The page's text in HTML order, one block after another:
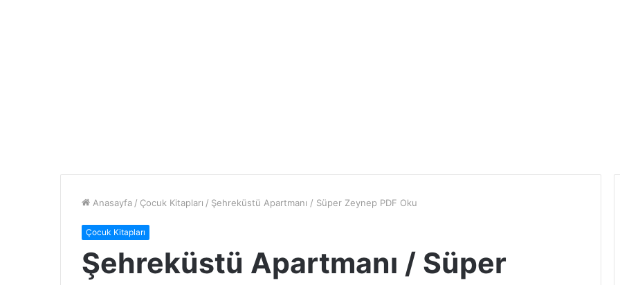
Anasayfa / Çocuk Kitapları / Şehreküstü Apartmanı / Süper Zeynep PDF Oku
Çocuk Kitapları
Şehreküstü Apartmanı / Süper